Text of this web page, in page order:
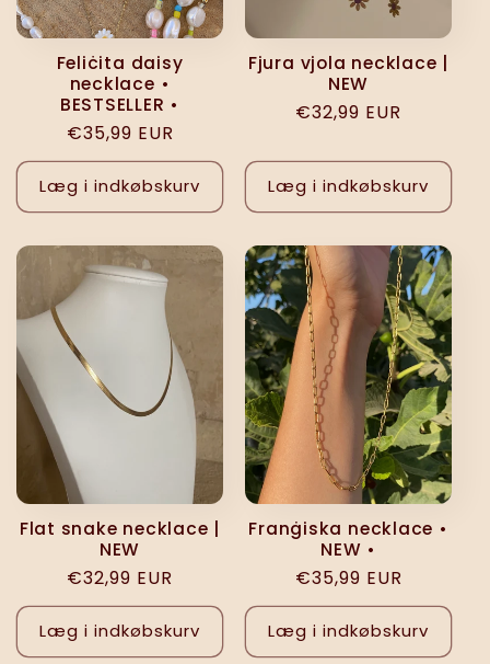
Feliċita daisy
necklace •
BESTSELLER •
Normalpris
€35,99 EUR
Læg i indkøbskurv
Fjura vjola necklace |
NEW
Normalpris
€32,99 EUR
Læg i indkøbskurv
Flat snake necklace |
NEW
Normalpris
€32,99 EUR
Læg i indkøbskurv
Franġiska necklace •
NEW •
Normalpris
€35,99 EUR
Læg i indkøbskurv